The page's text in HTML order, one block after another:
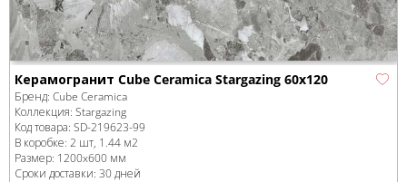
Керамогранит Cube Ceramica Stargazing 60x120
Бренд: Cube Ceramica
Коллекция: Stargazing
Код товара: SD-219623-99
В коробке: 2 шт, 1.44 м2
Размер: 1200x600 мм
Сроки доставки: 30 дней